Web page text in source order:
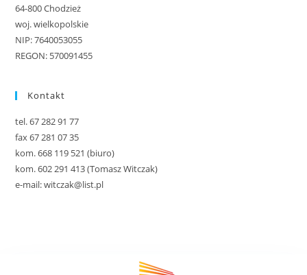
64-800 Chodzież
woj. wielkopolskie
NIP: 7640053055
REGON: 570091455
Kontakt
tel. 67 282 91 77
fax 67 281 07 35
kom. 668 119 521 (biuro)
kom. 602 291 413 (Tomasz Witczak)
e-mail: witczak@list.pl